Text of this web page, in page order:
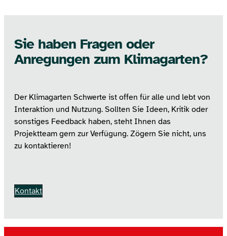
Sie haben Fragen oder
Anregungen zum Klimagarten?
Der Klimagarten Schwerte ist offen für alle und lebt von
Interaktion und Nutzung. Sollten Sie Ideen, Kritik oder
sonstiges Feedback haben, steht Ihnen das
Projektteam gern zur Verfügung. Zögern Sie nicht, uns
zu kontaktieren!
Kontakt